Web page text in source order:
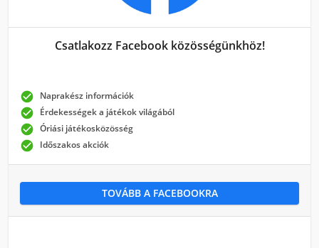
Csatlakozz Facebook közösségünkhöz!
 Naprakész információk
 Érdekességek a játékok világából
 Óriási játékosközösség
 Időszakos akciók
TOVÁBB A FACEBOOKRA